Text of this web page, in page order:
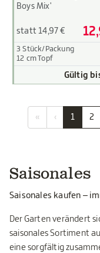
Boys Mix'
statt 14,97 €
3 Stück/Packung
12 cm Topf
Gültig
« ‹ 1 2
Saisonales
Saisonales kaufen –
Der Garten verändert
saisonales Sortiment
eine sorgfältig